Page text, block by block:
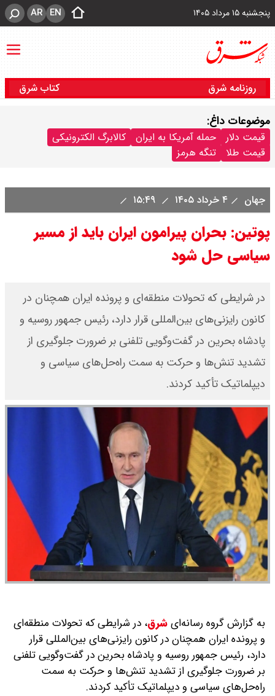
پنجشنبه ۱۵ مرداد ۱۴۰۵ EN
AR
روزنامه شرق کتاب شرق
موضوعات داغ:
قیمت دلار حمله آمریکا به ایران
کالابرگ الکترونیکی
قیمت طلا
تنگه هرمز
جهان ۴ خرداد ۱۴۰۵
پوتین: بحران پیرامون ایران باید از مسیر
سیاسی حل شود
در شرایطی که تحولات منطقه‌ای و پرونده ایران همچنان در
کانون رایزنی‌های بین‌المللی قرار دارد، رئیس جمهور روسیه و
پادشاه بحرین در گفت‌وگویی تلفنی بر ضرورت جلوگیری از
تشدید تنش‌ها و حرکت به سمت راه‌حل‌های سیاسی و
دیپلماتیک تأکید کردند.
به گزارش گروه رسانه‌ایشرق، در شرایطی که تحولات منطقه‌ای
و پرونده ایران همچنان در کانون رایزنی‌های بین‌المللی قرار
دارد، رئیس جمهور روسیه و پادشاه بحرین در گفت‌وگویی تلفنی
بر ضرورت جلوگیری از تشدید تنش‌ها و حرکت به سمت
راه‌حل‌های سیاسی و دیپلماتیک تأکید کردند.